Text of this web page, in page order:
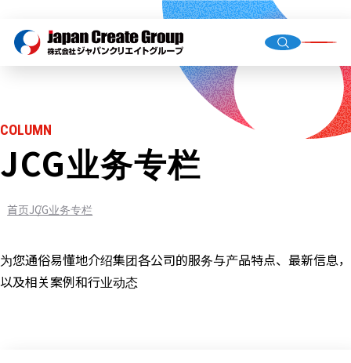
总经理
公司概
集团公
环境基
COLUMN
JCG业务专栏
首页JCG业务专栏
为您通俗易懂地介绍集团各公司的服务与产品特点、最新信息，
以及相关案例和行业动态